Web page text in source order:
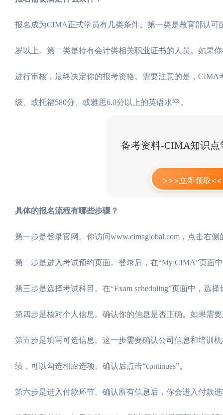
报名成为CIMA正式学员有几类条件。第一类是教育部认
岁以上。第二类是持有会计类相关职业证书的人员。如果
进行审核，最终决定你的报考资格。需要注意的是，
级、或托福580分、或雅思6.0分以上的英语水平。
备考资料-CIMA知识点
>>>立即领取
具体的报名流程有哪些步骤？
第一步是登录官网。你访问www.cimaglobal.com，点击右
第二步是进入考试预约页面。登录后，在“My CIMA”页面
第三步是选择考试科目。在“Exam scheduling”页面中，选
第四步是核对个人信息。确认你的信息是否正确。如果需
第五步是填写可选信息。这一步需要确认公司信息和培训
绩，可以勾选相应选项。确认后点击“continues”。
第六步是进入付款环节。确认所有信息后，你会进入付款